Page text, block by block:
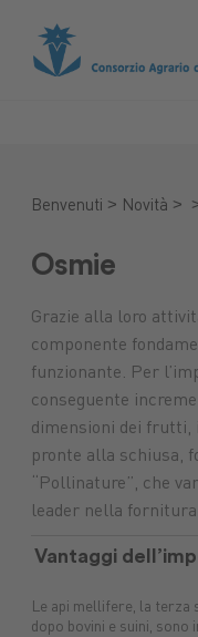
Mangimi
Macchine
nuove
Benvenuti > Novità >
Osmie
Grazie alla loro
componente
funzionante. Per
conseguente
dimensioni dei frutti,
pronte alla schiusa,
“Pollinature”, che
leader nella
Vantaggi
Le api mellifere, la terza
dopo bovini e suini, sono